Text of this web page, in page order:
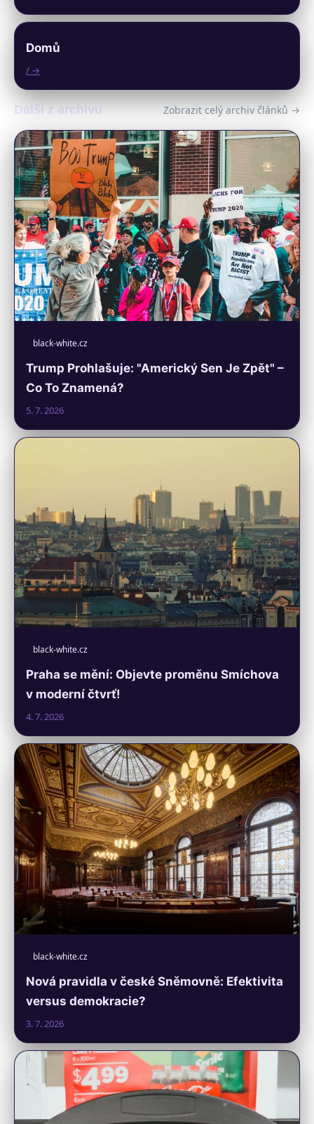
Domů
/ →
Další z archivu Zobrazit celý archiv článků →
black-white.cz
Trump Prohlašuje: "Americký Sen Je Zpět" –
Co To Znamená?
5. 7. 2026
black-white.cz
Praha se mění: Objevte proměnu Smíchova
v moderní čtvrť!
4. 7. 2026
black-white.cz
Nová pravidla v české Sněmovně: Efektivita
versus demokracie?
3. 7. 2026